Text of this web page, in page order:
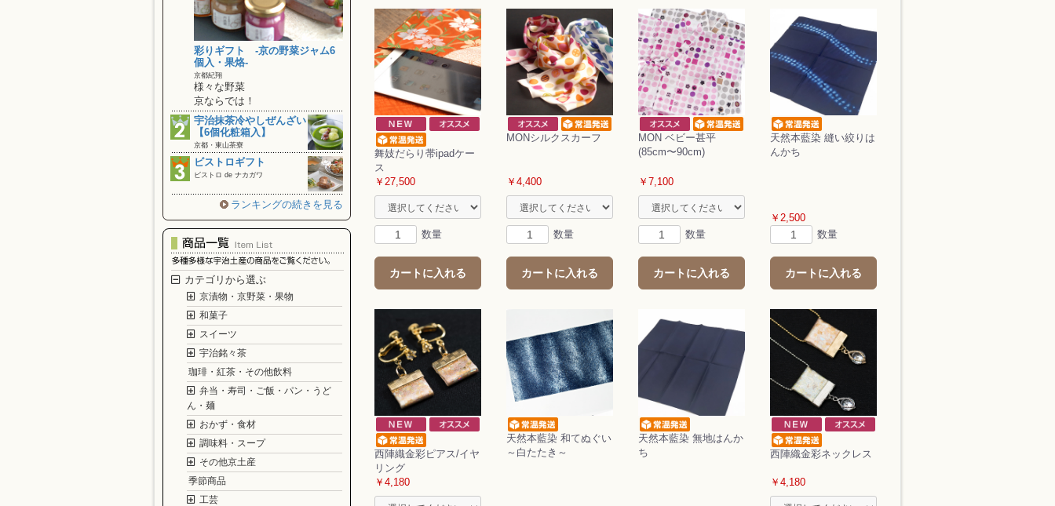
彩りギフト ‐京の野菜ジャム6
個入・果烙‐
京都紀翔
様々な野菜
京ならでは！
宇治抹茶冷やしぜんざい
【6個化粧箱入】
京都・東山茶寮
ビストロギフト
ビストロ de ナカガワ
ランキングの続きを見る
カテゴリから選ぶ
京漬物・京野菜・果物
和菓子
スイーツ
宇治銘々茶
珈琲・紅茶・その他飲料
弁当・寿司・ご飯・パン・うど
ん・麺
おかず・食材
調味料・スープ
その他京土産
季節商品
工芸
舞妓だらり帯ipadケー
ス
￥27,500
数量
カートに入れる
MONシルクスカーフ
￥4,400
数量
カートに入れる
MON ベビー甚平
(85cm〜90cm)
￥7,100
数量
カートに入れる
天然本藍染 縫い絞りは
んかち
￥2,500
数量
カートに入れる
西陣織金彩ピアス/イヤ
リング
￥4,180
天然本藍染 和てぬぐい
～白たたき～
天然本藍染 無地はんか
ち
西陣織金彩ネックレス
￥4,180